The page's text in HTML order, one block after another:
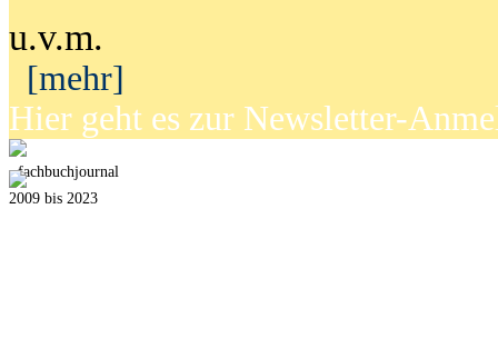
u.v.m.
[mehr]
Hier geht es zur Newsletter-
fachbuchjournal
2009 bis 2023